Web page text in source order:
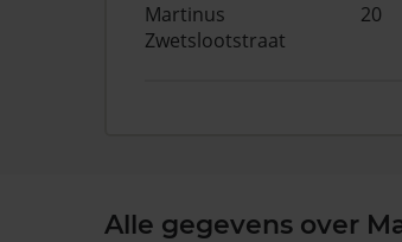
Martinus
Zwetslootstraat
20
Alle gegevens over